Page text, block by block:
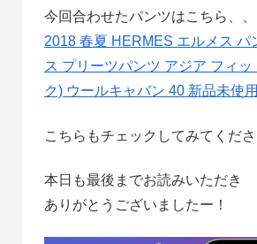
今回合わせたパンツはこちら、、
2018 春夏 HERMES エルメス パ
ス プリーツパンツ アジア フィッ
ク) ウールキャバン 40 新品未使用
こちらもチェックしてみてくだ
本日も最後までお読みいただき
ありがとうございましたー！